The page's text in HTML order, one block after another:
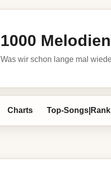
1000 Melodien
Was wir schon lange mal
Charts Top-